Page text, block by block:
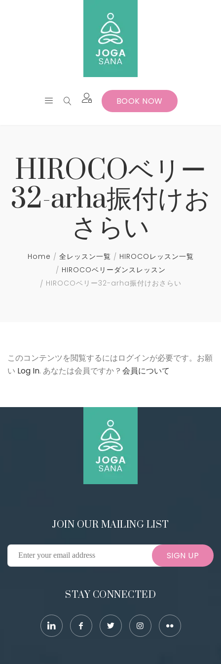
BOOK NOW
HIROCOベリー
32-arha振付けお
さらい
Home 全レッスン一覧
HIROCOレッスン一覧
HIROCOベリーダンスレッスン
HIROCOベリー32-arha振付けおさらい
このコンテンツを閲覧するにはログインが必要です。お願
い Log In. あなたは会員ですか ? 会員について
JOIN OUR MAILING LIST
SIGN UP
STAY CONNECTED